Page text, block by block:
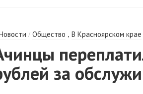
/Общество ,В Красноярском крае
за